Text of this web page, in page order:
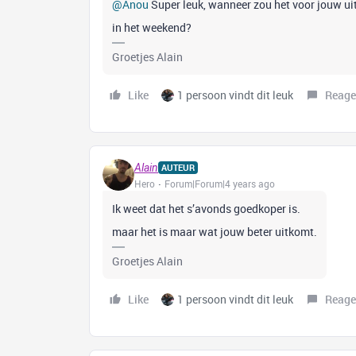
@Anou Super leuk, wanneer zou het voor jouw
in het weekend?
Groetjes Alain
Like 1 persoon vindt dit leuk
Alain AUTEUR
Hero Forum|Forum|4 years ago
Ik weet dat het s’avonds goedkoper is.
maar het is maar wat jouw beter uitkomt.
Groetjes Alain
Like 1 persoon vindt dit leuk